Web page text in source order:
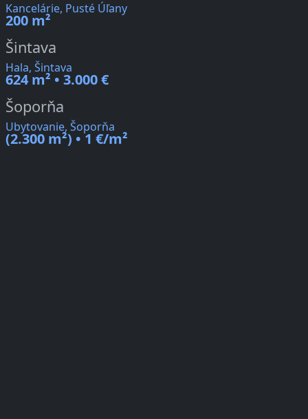
Kancelárie, Pusté Úľany
200 m²
Šintava
Hala, Šintava
624 m² • 3.000 €
Šoporňa
Ubytovanie, Šoporňa
(2.300 m²) • 1 €/m²